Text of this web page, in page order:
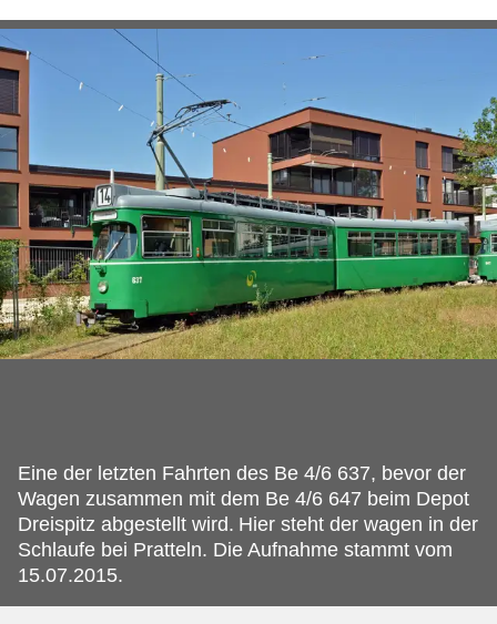
Eine der letzten Fahrten des Be 4/6 637, bevor der
Wagen zusammen mit dem Be 4/6 647 beim Depot
Dreispitz abgestellt wird. Hier steht der wagen in der
Schlaufe bei Pratteln. Die Aufnahme stammt vom
15.07.2015.